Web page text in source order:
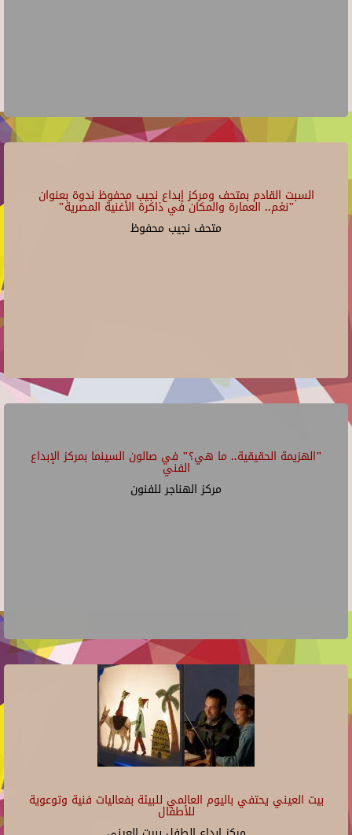
السبت القادم بمتحف ومركز إبداع نجيب محفوظ ندوة بعنوان
"نغم.. العمارة والمكان في ذاكرة الأغنية المصرية"
متحف نجيب محفوظ
"الهزيمة الحقيقية.. ما هي؟" في صالون السينما بمركز الإبداع
الفني
مركز الهناجر للفنون
بيت العيني يحتفي باليوم العالمي للبيئة بفعاليات فنية وتوعوية
للأطفال